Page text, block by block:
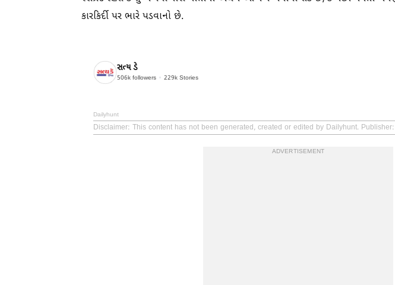
કારકિર્દી પર ભારે પડવાનો છે.
સત્ય ડે
506k followers 229k Stories
Dailyhunt
Disclaimer: This content has not been generated, created or edited by Dailyhunt.
ADVERTISEMENT